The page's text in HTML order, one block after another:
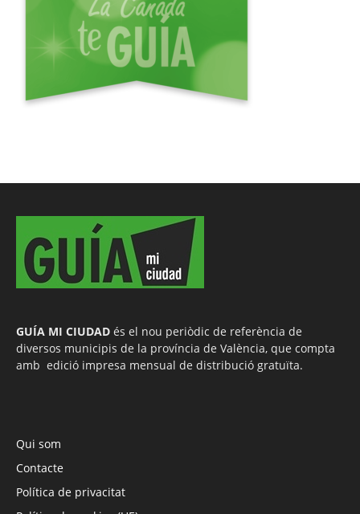
GUÍA MI CIUDAD és el nou periòdic de referència de
diversos municipis de la província de València, que compta
amb edició impresa mensual de distribució gratuïta.
Qui som
Contacte
Política de privacitat